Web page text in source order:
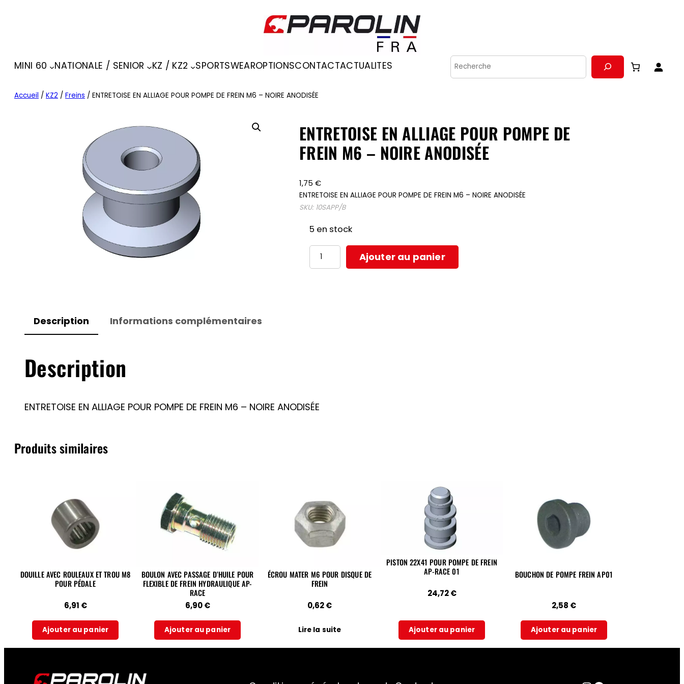
MINI 60 NATIONALE / SENIOR KZ / KZ2 SPORTSWEAROPTIONSCONTACTACTUALITES Recherche
Accueil / KZ2 / Freins / ENTRETOISE EN ALLIAGE POUR POMPE DE FREIN M6 – NOIRE ANODISÉE
ENTRETOISE EN ALLIAGE POUR POMPE DE
FREIN M6 – NOIRE ANODISÉE
1,75 €
ENTRETOISE EN ALLIAGE POUR POMPE DE FREIN M6 – NOIRE ANODISÉE
SKU: 10SAPP/B
5 en stock
quantité
de
M6
Ajouter au panier
Description Informations complémentaires
Description
ENTRETOISE EN ALLIAGE POUR POMPE DE FREIN M6 – NOIRE ANODISÉE
Produits similaires
DOUILLE AVEC ROULEAUX ET TROU M8
POUR PÉDALE
6,91 €
Ajouter au panier
BOULON AVEC PASSAGE D’HUILE POUR
FLEXIBLE DE FREIN HYDRAULIQUE AP-
RACE
6,90€
Ajouter au panier
ÉCROU MATER M6 POUR DISQUE DE
FREIN
0,62€
Lire la suite
PISTON 22X41 POUR POMPE DE FREIN
AP-RACE 01
24,72€
Ajouter au panier
BOUCHON DE POMPE FREIN AP01
2,58 €
Ajouter au panier